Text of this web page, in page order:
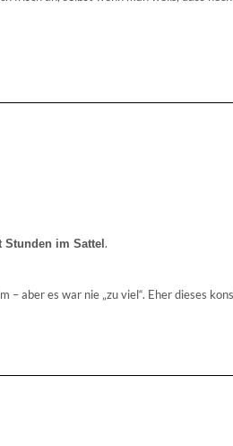
Stunden im Sattel .
aber es war nie „zu viel“. Eher dieses